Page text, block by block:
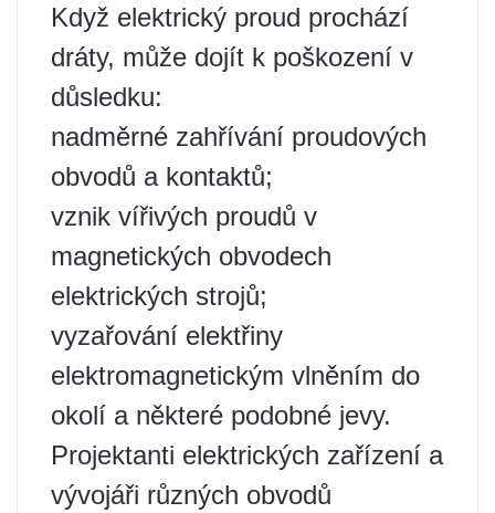
Když elektrický proud prochází
dráty, může dojít k poškození v
důsledku:
nadměrné zahřívání proudových
obvodů a kontaktů;
vznik vířivých proudů v
magnetických obvodech
elektrických strojů;
vyzařování elektřiny
elektromagnetickým vlněním do
okolí a některé podobné jevy.
Projektanti elektrických zařízení a
vývojáři různých obvodů